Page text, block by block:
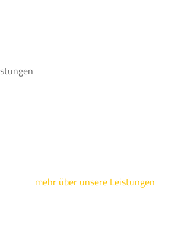
mehr über unsere Leistungen